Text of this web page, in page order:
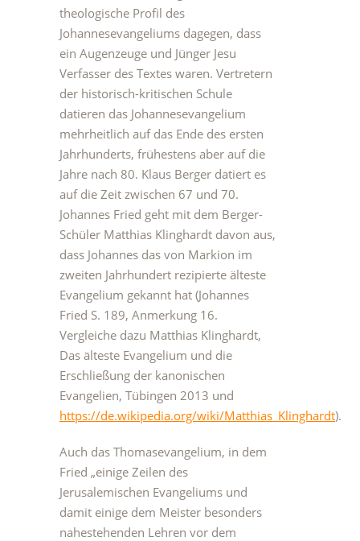
theologische Profil des
Johannesevangeliums dagegen, dass
ein Augenzeuge und Jünger Jesu
Verfasser des Textes waren. Vertretern
der historisch-kritischen Schule
datieren das Johannesevangelium
mehrheitlich auf das Ende des ersten
Jahrhunderts, frühestens aber auf die
Jahre nach 80. Klaus Berger datiert es
auf die Zeit zwischen 67 und 70.
Johannes Fried geht mit dem Berger-
Schüler Matthias Klinghardt davon aus,
dass Johannes das von Markion im
zweiten Jahrhundert rezipierte älteste
Evangelium gekannt hat (Johannes
Fried S. 189, Anmerkung 16.
Vergleiche dazu Matthias Klinghardt,
Das älteste Evangelium und die
Erschließung der kanonischen
Evangelien, Tübingen 2013 und
https://de.wikipedia.org/wiki/Matthias_Klinghardt).
Auch das Thomasevangelium, in dem
Fried „einige Zeilen des
Jerusalemischen Evangeliums und
damit einige dem Meister besonders
nahestehenden Lehren vor dem